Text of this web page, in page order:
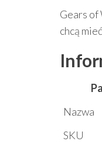
Gears of
chcą
Nazwa
SKU